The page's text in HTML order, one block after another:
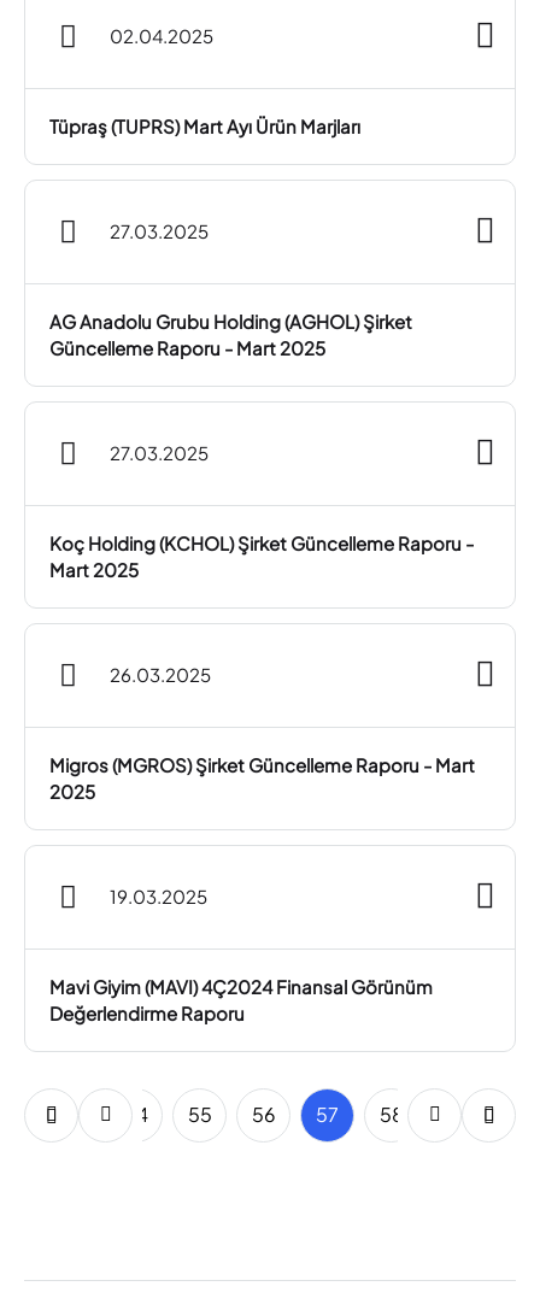
02.04.2025
Tüpraş (TUPRS) Mart Ayı Ürün Marjları
27.03.2025
AG Anadolu Grubu Holding (AGHOL) Şirket
Güncelleme Raporu - Mart 2025
27.03.2025
Koç Holding (KCHOL) Şirket Güncelleme Raporu -
Mart 2025
26.03.2025
Migros (MGROS) Şirket Güncelleme Raporu - Mart
2025
19.03.2025
Mavi Giyim (MAVI) 4Ç2024 Finansal Görünüm
Değerlendirme Raporu
53 54 55 56 57 58 59 60